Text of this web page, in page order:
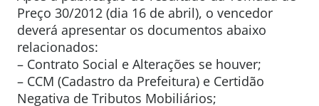
Preço 30/2012 (dia 16 de abril), o vencedor
deverá apresentar os documentos abaixo
relacionados:
– Contrato Social e Alterações se houver;
– CCM (Cadastro da Prefeitura) e Certidão
Negativa de Tributos Mobiliários;